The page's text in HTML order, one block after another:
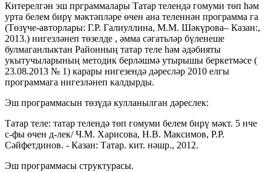
Китерелгән эш прграммалары Татар телендә гомуми төп һәм
урта белем бирү мәктәпләре өчен ана теленнән программа га
(Төзүче-авторлары: Г.Р. Галиуллина, М.М. Шәкүрова– Казан:,
2013.) нигезләнеп төзелде , әмма сәгатьләр бүленеше
булмаганлыктан Районның татар теле һәм әдәбияты
укытучыларының методик берләшмә утырышы беркетмәсе (
23.08.2013 № 1) карары нигезендә дәресләр 2010 елгы
программага нигезләнеп калдырды.
Эш программасын төзүдә кулланылган дәреслек:
Татар теле: татар телендә төп гомуми белем бирү мәкт. 5 нче
с-фы өчен д-лек/ Ч.М. Харисова, Н.В. Максимов, Р.Р.
Сәйфетдинов. - Казан: Татар. кит. нәшр., 2012.
Эш программасы структурасы.